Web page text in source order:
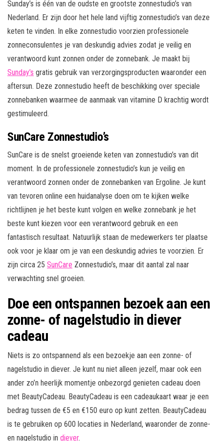
Sunday’s is één van de oudste en grootste zonnestudio’s van
Nederland. Er zijn door het hele land vijftig zonnestudio’s van deze
keten te vinden. In elke zonnestudio voorzien professionele
zonneconsulentes je van deskundig advies zodat je veilig en
verantwoord kunt zonnen onder de zonnebank. Je maakt bij
Sunday’s gratis gebruik van verzorgingsproducten waaronder een
aftersun. Deze zonnestudio heeft de beschikking over speciale
zonnebanken waarmee de aanmaak van vitamine D krachtig wordt
gestimuleerd.
SunCare Zonnestudio’s
SunCare is de snelst groeiende keten van zonnestudio’s van dit
moment. In de professionele zonnestudio’s kun je veilig en
verantwoord zonnen onder de zonnebanken van Ergoline. Je kunt
van tevoren online een huidanalyse doen om te kijken welke
richtlijnen je het beste kunt volgen en welke zonnebank je het
beste kunt kiezen voor een verantwoord gebruik en een
fantastisch resultaat. Natuurlijk staan de medewerkers ter plaatse
ook voor je klaar om je van een deskundig advies te voorzien. Er
zijn circa 25 SunCare Zonnestudio’s, maar dit aantal zal naar
verwachting snel groeien.
Doe een ontspannen bezoek aan een
zonne- of nagelstudio in diever
cadeau
Niets is zo ontspannend als een bezoekje aan een zonne- of
nagelstudio in diever. Je kunt nu niet alleen jezelf, maar ook een
ander zo’n heerlijk momentje onbezorgd genieten cadeau doen
met BeautyCadeau. BeautyCadeau is een cadeaukaart waar je een
bedrag tussen de €5 en €150 euro op kunt zetten. BeautyCadeau
is te gebruiken op 600 locaties in Nederland, waaronder de zonne-
en nagelstudio in diever.